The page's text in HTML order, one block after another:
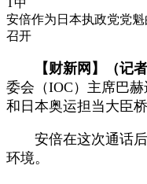
安倍作为日本执政党党
召开
【财新网】（记
委会（IOC）主席巴
和日本奥运担当大臣
安倍在这次通话后
环境。